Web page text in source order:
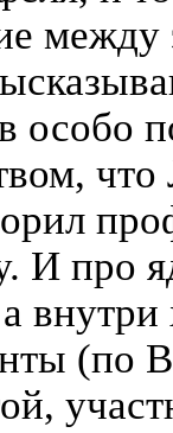
между
особо
И про
(по